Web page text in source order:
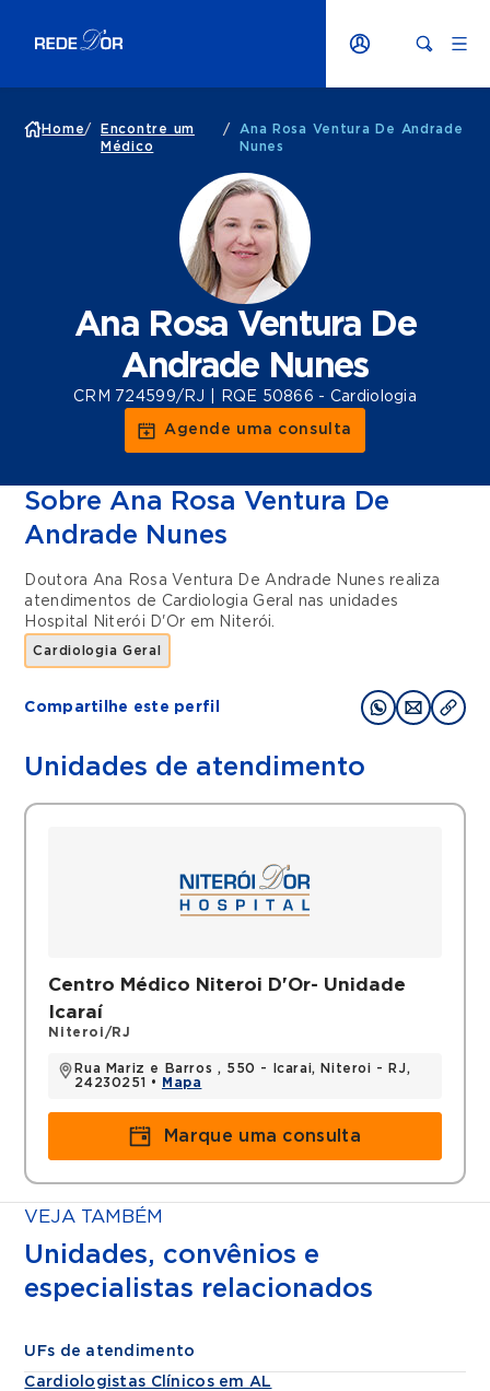
Home/
Encontre um
Médico
/
Ana Rosa Ventura De Andrade
Nunes
Ana Rosa Ventura De
Andrade Nunes
CRM 724599/RJ | RQE 50866 - Cardiologia
Agende uma consulta
Sobre Ana Rosa Ventura De
Andrade Nunes
Doutora Ana Rosa Ventura De Andrade Nunes realiza
atendimentos de Cardiologia Geral
nas unidades
Hospital Niterói D'Or em Niterói.
Cardiologia Geral
Compartilhe este perfil
Unidades de atendimento
Centro Médico Niteroi D'Or- Unidade
Icaraí
Niteroi/RJ
Rua Mariz e Barros , 550 - Icarai, Niteroi - RJ,
24230251 •
Mapa
Marque uma consulta
VEJA TAMBÉM
Unidades, convênios e
especialistas relacionados
UFs de atendimento
Cardiologistas Clínicos em AL